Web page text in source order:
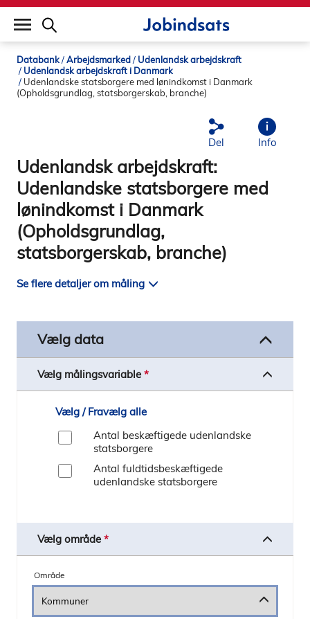
builddate: 2026-02-02 16:12:57
Databank Arbejdsmarked
Udenlandsk arbejdskraft
Udenlandsk arbejdskraft i Danmark
Udenlandske statsborgere med lønindkomst i Danmark
(Opholdsgrundlag, statsborgerskab, branche)